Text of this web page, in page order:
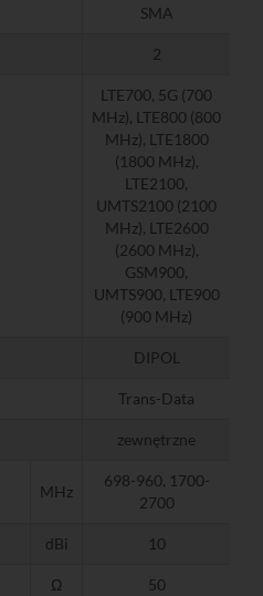
SMA
2
LTE700, 5G (700
MHz), LTE800 (800
MHz), LTE1800
(1800 MHz),
LTE2100,
UMTS2100 (2100
MHz), LTE2600
(2600 MHz),
GSM900,
UMTS900, LTE900
(900 MHz)
DIPOL
Trans-Data
zewnętrzne
MHz
698-960, 1700-
2700
dBi 10
Ω 50